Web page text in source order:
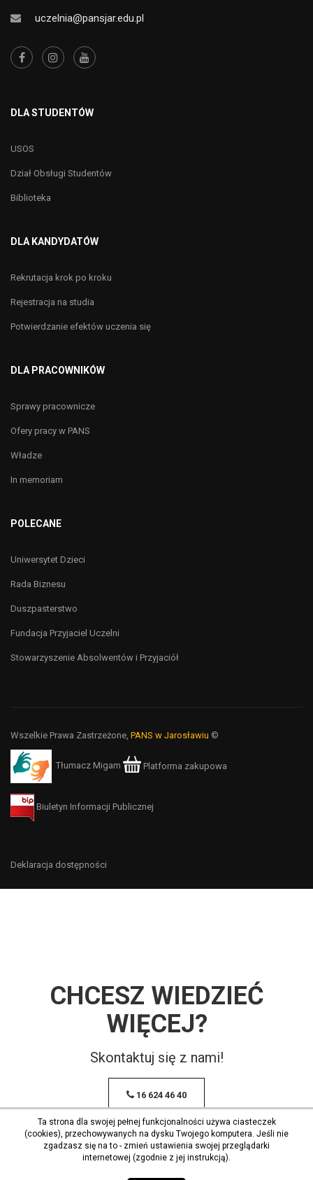
uczelnia@pansjar.edu.pl
DLA STUDENTÓW
USOS
Dział Obsługi Studentów
Biblioteka
DLA KANDYDATÓW
Rekrutacja krok po kroku
Rejestracja na studia
Potwierdzanie efektów uczenia się
DLA PRACOWNIKÓW
Sprawy pracownicze
Ofery pracy w PANS
Władze
In memoriam
POLECANE
Uniwersytet Dzieci
Rada Biznesu
Duszpasterstwo
Fundacja Przyjaciel Uczelni
Stowarzyszenie Absolwentów i Przyjaciół
Wszelkie Prawa Zastrzeżone, PANS w Jarosławiu ©
Tłumacz Migam Platforma zakupowa
Biuletyn Informacji Publicznej
Deklaracja dostępności
CHCESZ WIEDZIEĆ
WIĘCEJ?
Skontaktuj się z nami!
16 624 46 40
Ta strona dla swojej pełnej funkcjonalności używa ciasteczek
(cookies), przechowywanych na dysku Twojego komputera. Jeśli nie
zgadzasz się na to - zmień ustawienia swojej przeglądarki
internetowej (zgodnie z jej instrukcją).